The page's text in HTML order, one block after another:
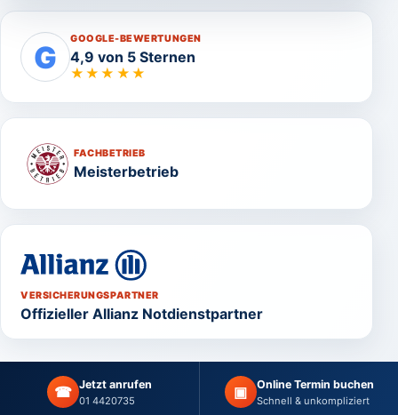
G
GOOGLE-BEWERTUNGEN
4,9 von 5 Sternen
★★★★★
FACHBETRIEB
Meisterbetrieb
VERSICHERUNGSPARTNER
Offizieller Allianz Notdienstpartner
☎ Jetzt anrufen
01 4420735 ▣ Online Termin buchen
Schnell & unkompliziert